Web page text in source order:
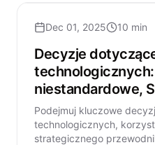
Dec 01, 2025 10 min
Decyzje
niestandardowe,
Podejmuj kluczowe
technologicznych,
strategicznego